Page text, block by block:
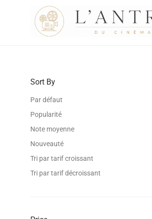
Sort By
Par défaut
Popularité
Note moyenne
Nouveauté
Tri par tarif croissant
Tri par tarif décroissant